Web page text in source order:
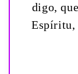
digo,
Espíritu,